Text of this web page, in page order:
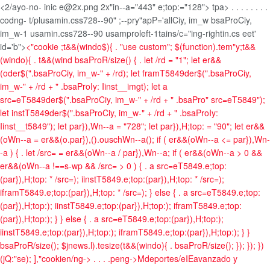
<2/ayo-no- inic e@2x.png 2x"in--a="443" e;top:="128"> tpa> . . . . . . . .
codng- t/plusamin.css728--90" ;--pry"apP='allCiy, im_w bsaProCiy,
im_w-1 usamin.css728--90 usamproleft-1tains/c="ing-rightin.cs eet'
id='b"><"cookie ;t&&(windo$){ . "use custom"; $(function).tem"y;t&&
(windo){ . t&&(wind bsaProR/size() { . let /rd = "1"; let er&&
(oder$(".bsaProCiy, im_w-" + /rd); let framT5849der$(".bsaProCiy,
im_w-" + /rd + " .bsaProIy: Iinst__imgt); let a
src=eT5849der$(".bsaProCiy, im_w-" + /rd + " .bsaPro" src=eT5849");
let instT5849der$(".bsaProCiy, im_w-" + /rd + " .bsaProIy:
Iinst__t5849"); let par}),Wn--a = "728"; let par}),H;top: = "90"; let er&&
(oWn--a = er&&(o.par}),().ouschWn--a(); if ( er&&(oWn--a <= par}),Wn-
-a ) { . let /src= = er&&(oWn--a / par}),Wn--a; if ( er&&(oWn--a > 0 &&
er&&(oWn--a !==s-wp && /src= > 0 ) { . a src=eT5849.e;top:
(par}),H;top: * /src=); iinstT5849.e;top:(par}),H;top: * /src=);
iframT5849.e;top:(par}),H;top: * /src=); } else { . a src=eT5849.e;top:
(par}),H;top:); iinstT5849.e;top:(par}),H;top:); iframT5849.e;top:
(par}),H;top:); } } else { . a src=eT5849.e;top:(par}),H;top:);
iinstT5849.e;top:(par}),H;top:); iframT5849.e;top:(par}),H;top:); } }
bsaProR/size(); $jnews.l).tesize(t&&(windo){ . bsaProR/size(); }); }); })
(jQ:"se); ],"cookien/ng-> . . . .peng->Mdeportes/eIEavanzado y